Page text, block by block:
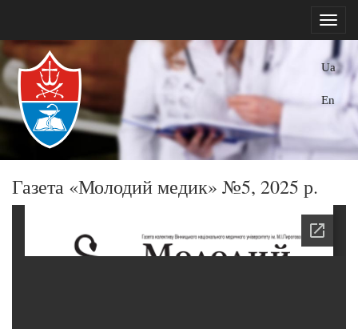
Ua
En
Газета «Молодий медик» №5, 2025 р.